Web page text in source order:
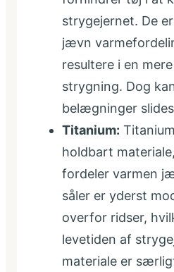
strygejernet. De
jævn
resultere i en
strygning. Dog
belægninger
Titanium:
holdbart
fordeler varmen
såler er yderst
overfor ridser,
levetiden af
materiale er